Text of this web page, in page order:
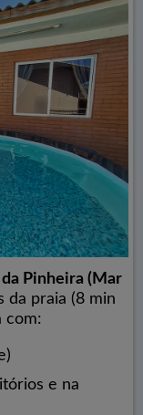
da Pinheira (Mar
da praia (8 min
com:
e na